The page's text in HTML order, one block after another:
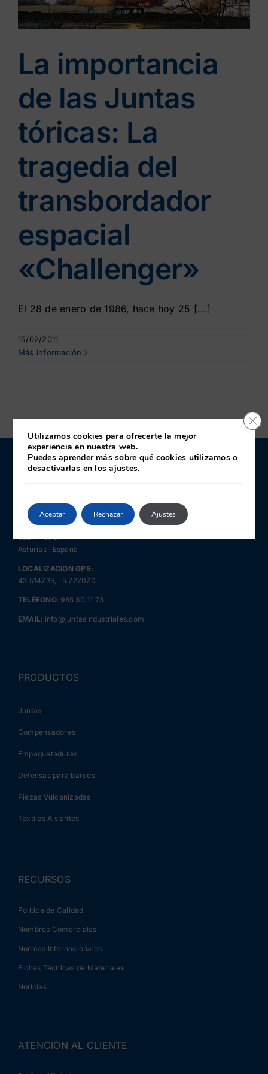
Contacto
Tienda
La importancia
de las Juntas
tóricas: La
tragedia del
transbordador
espacial
«Challenger»
El 28 de enero de 1986, hace hoy 25 [...]
15/02/2011
Más información
CONTACTO
c/José Llama Fernández 28
Polígono de Somonte
33211 · Gijón
Asturias · España
LOCALIZACION GPS:
43.514735, -5.727070
TELÉFONO: 985 30 11 73
EMAIL: info@juntasindustriales.com
PRODUCTOS
Juntas
Compensadores
Empaquetaduras
Defensas para barcos
Piezas Vulcanizadas
Textiles Aislantes
RECURSOS
Política de Calidad
Nombres Comerciales
Normas Internacionales
Fichas Técnicas de Materiales
Noticias
ATENCIÓN AL CLIENTE
Utilizamos cookies para ofrecerte la mejor
experiencia en nuestra web.
Puedes aprender más sobre qué cookies utilizamos o
desactivarlas en losajustes.
Aceptar Rechazar Ajustes